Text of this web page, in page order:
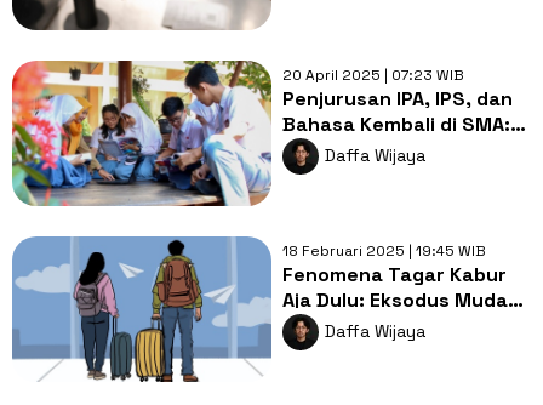
20 April 2025 | 07:23 WIB
Penjurusan IPA, IPS, dan
Bahasa Kembali di SMA:
Solusi atau Langkah
Mundur?
Daffa Wijaya
18 Februari 2025 | 19:45 WIB
Fenomena Tagar Kabur
Aja Dulu: Eksodus Muda
Indonesia dan Dilema
Nasionalisme
Daffa Wijaya